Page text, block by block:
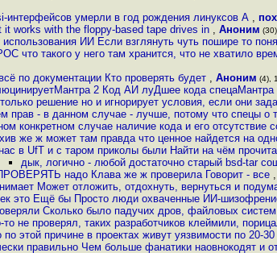
интерфейсов умерли в год рождения линуксов А ,
it works with the floppy-based tape drives in , Аноним
ИИ Если взглянуть чуть пошире то
что такого у него там хранится, что не хватило
по документации Кто проверять будет , Аноним (4),
2 Код АИ луДшее кода спецаМантра
решение но и игнорирует условия, если они
прав - в данном случае - лучше, потому что спецы о
конкретном случае наличие кода и его отсутствие
же ж может там правда что ценное найдется на
в UfT и с таром приколы были Найти на чём
дык, логично - любой достаточно старый bsd-tar
надо Клава же ж проверила Говорит - все ,
Может отложить, отдохнуть, вернуться и
это Ещё бы Просто люди охваченные ИИ-
Сколько было падучих дров, файловых
не проверял, таких разработчиков клеймили,
этой причине в проектах живут уязвимости по 20-
правильно Чем больше фанатики наовнокодят и